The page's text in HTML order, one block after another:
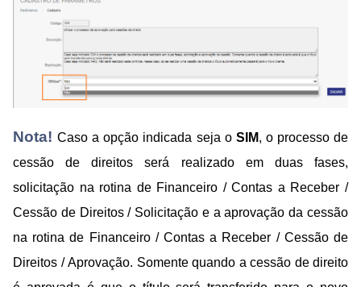
Nota!Caso a opção indicada seja o SIM, o processo de
cessão de direitos será realizado em duas fases,
solicitação na rotina de Financeiro / Contas a Receber /
Cessão de Direitos / Solicitação e a aprovação da cessão
na rotina de Financeiro / Contas a Receber / Cessão de
Direitos / Aprovação. Somente quando a cessão de direito